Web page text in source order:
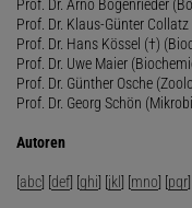
Prof. Dr. Arno Bogenrieder
Prof. Dr. Klaus-Günter
Prof. Dr. Hans Kössel (†)
Prof. Dr. Uwe Maier
Prof. Dr. Günther Osche
Prof. Dr. Georg Schön
Autoren
[abc] [def] [ghi] [jkl] [mno] [pqr